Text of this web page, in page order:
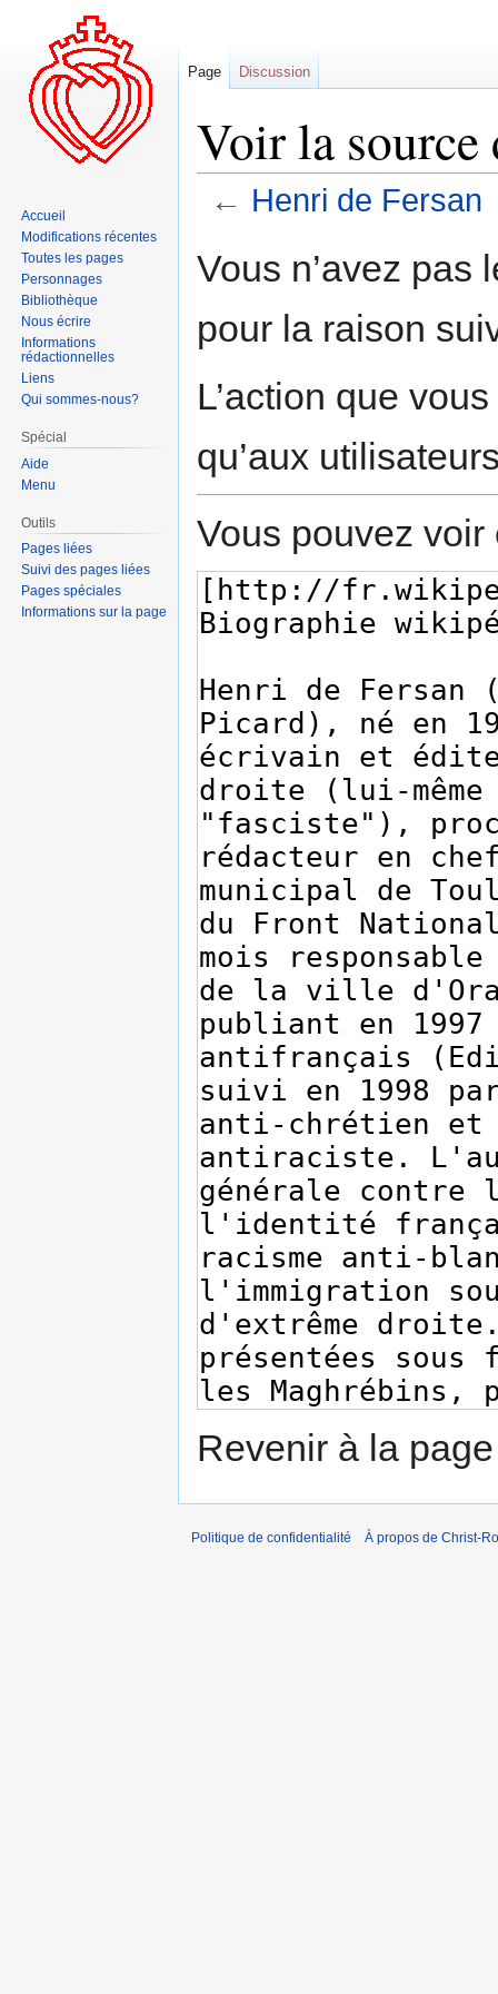
Voir la source
← Henri de Fersan
à
navigation
à
recherche
Vous n’avez pas
pour la raison
L’action que
qu’aux
Vous pouvez
Revenir à la
Page Discussion
Accueil
Modifications récentes
Toutes les pages
Personnages
Bibliothèque
Nous écrire
Informations
rédactionnelles
Liens
Qui sommes-nous?
Spécial
Aide
Menu
Outils
Pages liées
Suivi des pages liées
Pages spéciales
Informations sur la page
Politique de confidentialité À propos de Christ-